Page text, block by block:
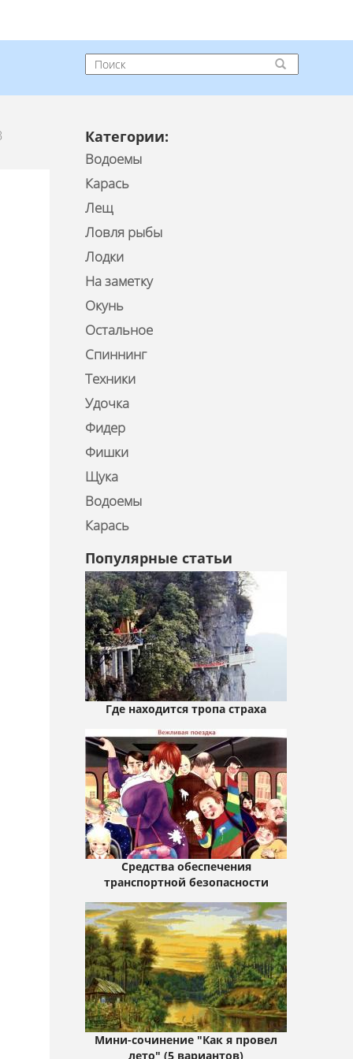
Категории:
Водоемы
Карась
Лещ
Ловля рыбы
Лодки
На заметку
Окунь
Остальное
Спиннинг
Техники
Удочка
Фидер
Фишки
Щука
Водоемы
Карась
Популярные статьи
Где находится тропа страха
Средства обеспечения
транспортной безопасности
Мини-сочинение "Как я провел
лето" (5 вариантов)